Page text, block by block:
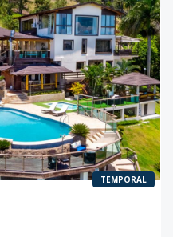
TEMPORAL